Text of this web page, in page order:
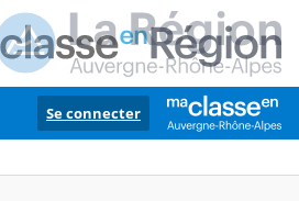
Se connecter